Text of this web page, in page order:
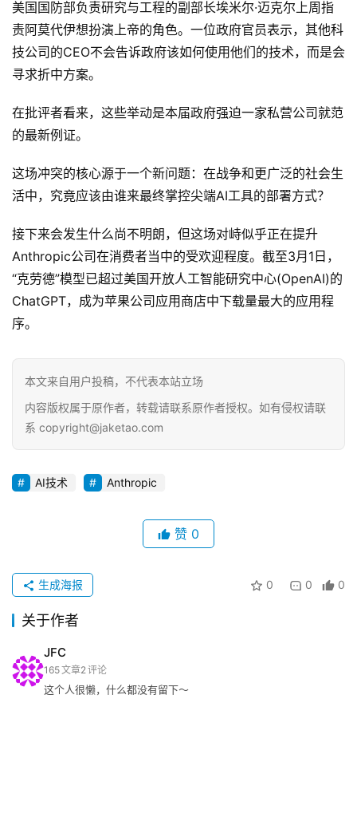
栏
行
业
态
碎
念
推
荐
&
工
具
关
于
留
登录 注册
美国国防部负责研究与工程的副部长埃米尔·迈克尔上周指
责阿莫代伊想扮演上帝的角色。一位政府官员表示，其他科
技公司的CEO不会告诉政府该如何使用他们的技术，而是会
寻求折中方案。
在批评者看来，这些举动是本届政府强迫一家私营公司就范
的最新例证。
这场冲突的核心源于一个新问题：在战争和更广泛的社会生
活中，究竟应该由谁来最终掌控尖端AI工具的部署方式？
接下来会发生什么尚不明朗，但这场对峙似乎正在提升
Anthropic公司在消费者当中的受欢迎程度。截至3月1日，
“克劳德”模型已超过美国开放人工智能研究中心(OpenAI)的
ChatGPT，成为苹果公司应用商店中下载量最大的应用程
序。
本文来自用户投稿，不代表本站立场
内容版权属于原作者，转载请联系原作者授权。如有侵权请联
系 copyright@jaketao.com
AI技术 Anthropic
赞 0
0 0 0
生成海报
关于作者
JFC
165文章2评论
这个人很懒，什么都没有留下～